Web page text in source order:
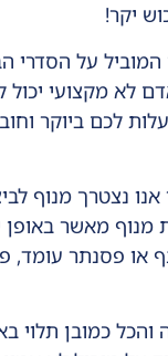
יקר!
על הסדרי
לא מקצועי
לכם ביוקר
נצטרך מנוף
מאשר באופן
או פסנתר עומד,
שקלים ומעלה והכל